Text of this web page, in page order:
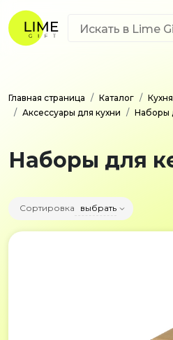
Главная страница Каталог
Аксессуары для кухни
Наборы
Наборы для
Сортировка выбрать